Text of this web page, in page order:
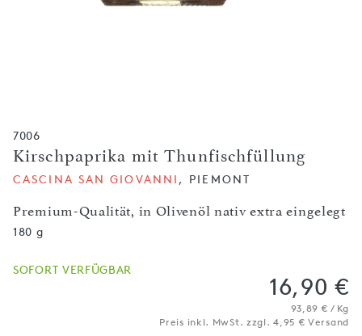
7006
Kirschpaprika mit Thunfischfüllung
Premium-Qualität, in Olivenöl nativ extra eingelegt
CASCINA SAN GIOVANNI , PIEMONT
180 g
SOFORT VERFÜGBAR
16,90 €
93,89 € / Kg
Preis inkl. MwSt. zzgl. 4,95 € Versand